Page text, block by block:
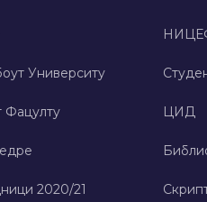
Университy
Фацултy
2020/21
ЦИД